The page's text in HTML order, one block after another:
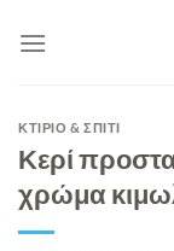
στο
ΚΤΙΡΙΟ & ΣΠΙΤΙ
Κερί
χρώμα